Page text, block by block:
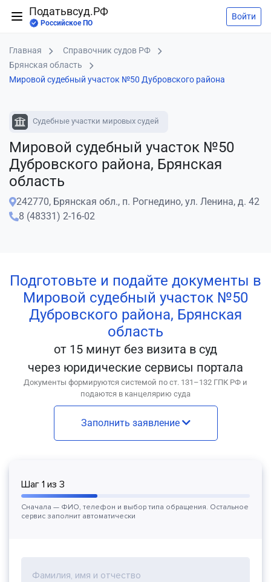
Податьвсуд.РФ
Российское ПО
Войти
Главная
Справочник судов РФ
Брянская область
Мировой судебный участок №50 Дубровского района
Судебные участки мировых судей
Мировой судебный участок №50
Дубровского района, Брянская
область
242770, Брянская обл., п. Рогнедино, ул. Ленина, д. 42
8 (48331) 2-16-02
Подготовьте и подайте документы в
Мировой судебный участок №50
Дубровского района, Брянская
область
от 15 минут без визита в суд
через юридические сервисы портала
Документы формируются системой по ст. 131–132 ГПК РФ и
подаются в канцелярию суда
Заполнить заявление
Шаг 1 из 3
Сначала — ФИО, телефон и выбор типа обращения. Остальное
сервис заполнит автоматически
Фамилия, имя и отчество